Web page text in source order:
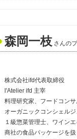
森岡一枝 さんの
株式会社ifd代表取締役
l'Atelier ifd 主宰
料理研究家、フードコンサ
オーガニックコンシェル
１級惣菜管理士、ワインエ
商社の食品パッケージを